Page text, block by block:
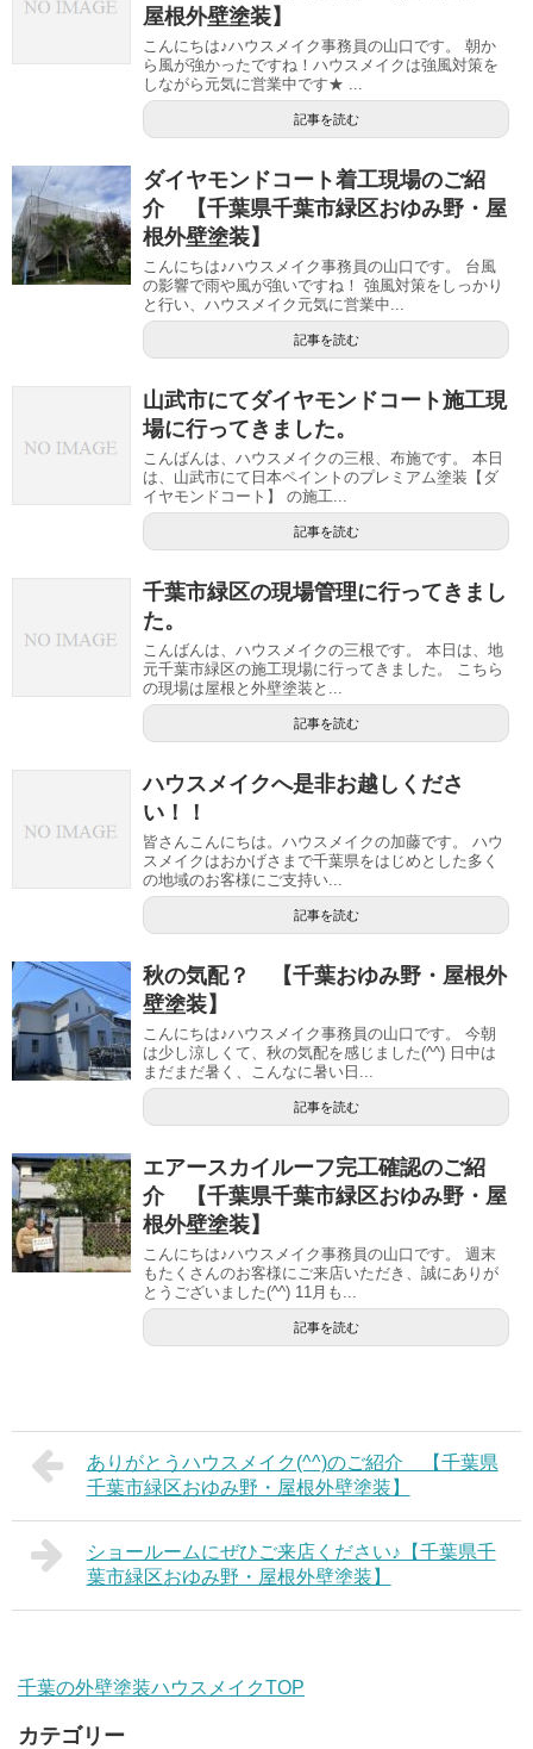
屋根外壁塗装】
こんにちは♪ハウスメイク事務員の山口です。 朝か
ら風が強かったですね！ハウスメイクは強風対策を
しながら元気に営業中です★ ...
記事を読む
ダイヤモンドコート着工現場のご紹
介 【千葉県千葉市緑区おゆみ野・屋
根外壁塗装】
こんにちは♪ハウスメイク事務員の山口です。 台風
の影響で雨や風が強いですね！ 強風対策をしっかり
と行い、ハウスメイク元気に営業中...
記事を読む
山武市にてダイヤモンドコート施工現
場に行ってきました。
こんばんは、ハウスメイクの三根、布施です。 本日
は、山武市にて日本ペイントのプレミアム塗装【ダ
イヤモンドコート】 の施工...
記事を読む
千葉市緑区の現場管理に行ってきまし
た。
こんばんは、ハウスメイクの三根です。 本日は、地
元千葉市緑区の施工現場に行ってきました。 こちら
の現場は屋根と外壁塗装と...
記事を読む
ハウスメイクへ是非お越しくださ
い！！
皆さんこんにちは。ハウスメイクの加藤です。 ハウ
スメイクはおかげさまで千葉県をはじめとした多く
の地域のお客様にご支持い...
記事を読む
秋の気配？ 【千葉おゆみ野・屋根外
壁塗装】
こんにちは♪ハウスメイク事務員の山口です。 今朝
は少し涼しくて、秋の気配を感じました(^^) 日中は
まだまだ暑く、こんなに暑い日...
記事を読む
エアースカイルーフ完工確認のご紹
介 【千葉県千葉市緑区おゆみ野・屋
根外壁塗装】
こんにちは♪ハウスメイク事務員の山口です。 週末
もたくさんのお客様にご来店いただき、誠にありが
とうございました(^^) 11月も...
記事を読む
ありがとうハウスメイク(^^)のご紹介 【千葉県
千葉市緑区おゆみ野・屋根外壁塗装】
ショールームにぜひご来店ください♪【千葉県千
葉市緑区おゆみ野・屋根外壁塗装】
千葉の外壁塗装ハウスメイクTOP
カテゴリー